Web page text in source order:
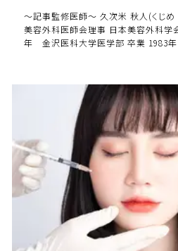
～記事監修医師～ 久次米 秋人(くじ
美容外科医師会理事 日本美容外科
年 金沢医科大学医学部 卒業 1983